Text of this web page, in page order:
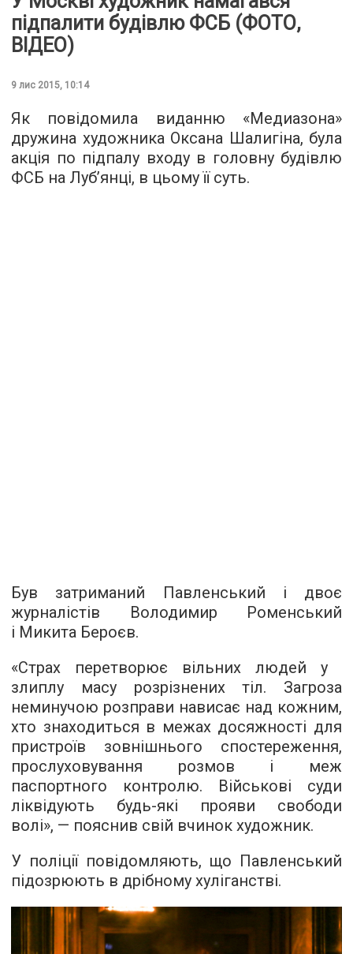
підпалити будівлю ФСБ (ФОТО,
ВІДЕО)
9 лис 2015, 10:14
Як повідомила виданню «Медиазона»
дружина художника Оксана Шалигіна, була
акція по підпалу входу в головну будівлю
ФСБ на Луб’янці, в цьому її суть.
Був затриманий Павленський і двоє
журналістів Володимир Роменський
і Микита Бероєв.
«Страх перетворює вільних людей у ​​
злиплу масу розрізнених тіл. Загроза
неминучою розправи нависає над кожним,
хто знаходиться в межах досяжності для
пристроїв зовнішнього спостереження,
прослуховування розмов і меж
паспортного контролю. Військові суди
ліквідують будь-які прояви свободи
волі», — пояснив свій вчинок художник.
У поліції повідомляють, що Павленський
підозрюють в дрібному хуліганстві.